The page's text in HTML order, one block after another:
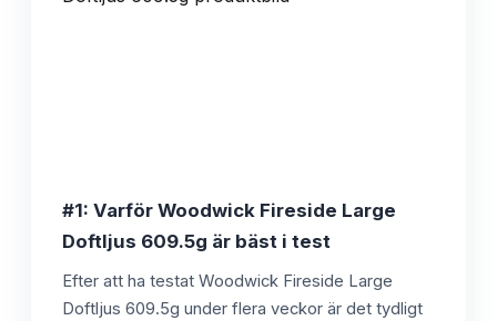
#1: Varför Woodwick Fireside Large
Doftljus 609.5g är bäst i test
Efter att ha testat Woodwick Fireside Large
Doftljus 609.5g under flera veckor är det tydligt